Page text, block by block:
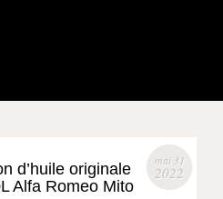
mai 31
2022
d’huile originale
Alfa Romeo Mito